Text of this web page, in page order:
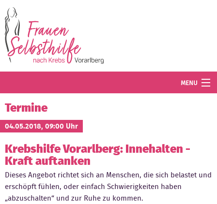
MENU
Termine
Blog
Angebot
Wissenswertes
Der Verein
Termine
04.05.2018, 09:00 Uhr
Krebshilfe Vorarlberg: Innehalten -
Kraft auftanken
Dieses Angebot richtet sich an Menschen, die sich belastet und
erschöpft fühlen, oder einfach Schwierigkeiten haben
„abzuschalten“ und zur Ruhe zu kommen.